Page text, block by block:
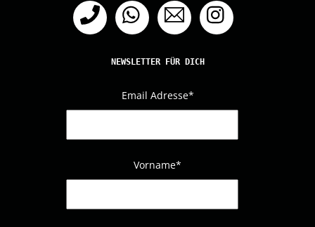
Telefon WhatsApp Email
NEWSLETTER FÜR DICH
Email Adresse*
Vorname*